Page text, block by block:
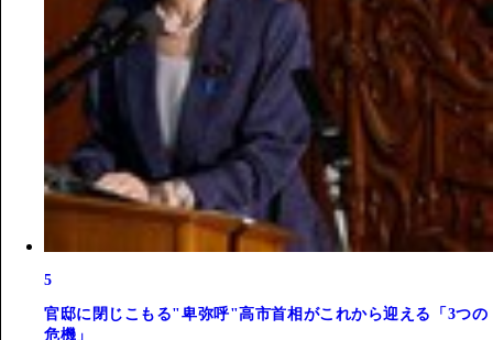
5
官邸に閉じこもる"卑弥呼"高市首相がこれから迎える「3つの
危機」